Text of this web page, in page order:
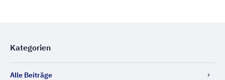
Kategorien
Alle Beiträge